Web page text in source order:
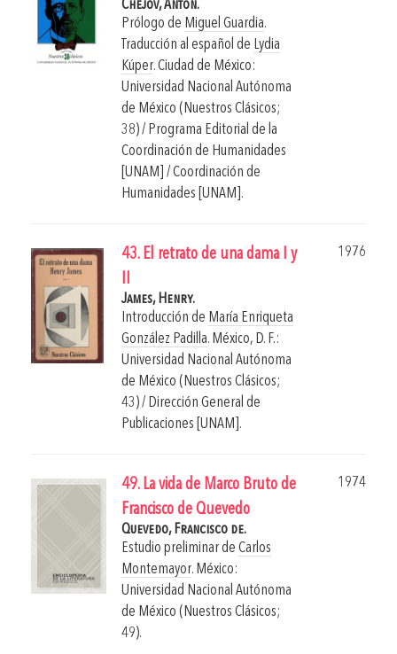
Chéjov, Antón.
Prólogo de Miguel Guardia.
Traducción al español de Lydia
Kúper.Ciudad de México:
Universidad Nacional Autónoma
de México (Nuestros Clásicos;
38) / Programa Editorial de la
Coordinación de Humanidades
[UNAM] / Coordinación de
Humanidades [UNAM].
43. El retrato de una dama I y
II
1976
James, Henry.
Introducción de María Enriqueta
González Padilla. México, D. F.:
Universidad Nacional Autónoma
de México (Nuestros Clásicos;
43) / Dirección General de
Publicaciones [UNAM].
49. La vida de Marco Bruto de
Francisco de Quevedo
1974
Quevedo, Francisco de.
Estudio preliminar de Carlos
Montemayor. México:
Universidad Nacional Autónoma
de México (Nuestros Clásicos;
49).